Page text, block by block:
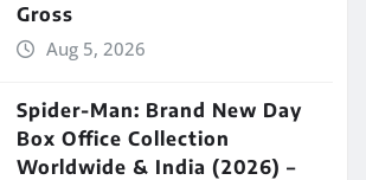
Gross
Aug 5, 2026
Spider-Man: Brand New Day
Box Office Collection
Worldwide & India (2026) –